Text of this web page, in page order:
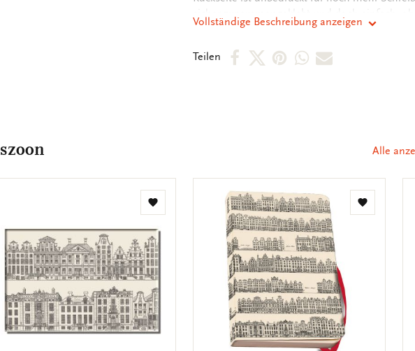
sicher zusammengeklebt und doch einfach,
Vollständige Beschreibung anzeigen
Teilen
Per Per Per PerPer
Alle
Zur
hinzufügen
Zur